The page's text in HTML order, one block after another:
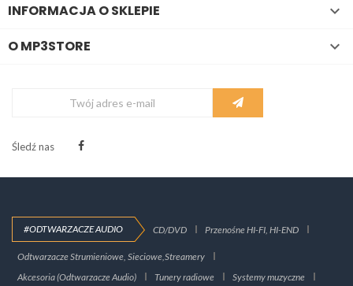
INFORMACJA O SKLEPIE 
O MP3STORE 
Śledź nas
#ODTWARZACZE AUDIO CD/DVD Przenośne HI-FI, HI-END
Odtwarzacze Strumieniowe, Sieciowe,Streamery
Akcesoria (Odtwarzacze Audio)
Tunery radiowe
Systemy muzyczne